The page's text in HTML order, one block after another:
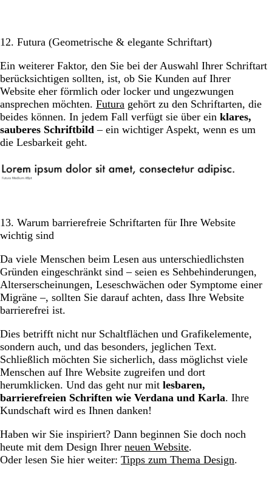
12. Futura (Geometrische & elegante Schriftart)
Ein weiterer Faktor, den Sie bei der Auswahl Ihrer Schriftart
berücksichtigen sollten, ist, ob Sie Kunden auf Ihrer
Website eher förmlich oder locker und ungezwungen
ansprechen möchten. Futura gehört zu den Schriftarten, die
beides können. In jedem Fall verfügt sie über ein klares,
sauberes Schriftbild – ein wichtiger Aspekt, wenn es um
die Lesbarkeit geht.
13. Warum barrierefreie Schriftarten für Ihre Website
wichtig sind
Da viele Menschen beim Lesen aus unterschiedlichsten
Gründen eingeschränkt sind – seien es Sehbehinderungen,
Alterserscheinungen, Leseschwächen oder Symptome einer
Migräne –, sollten Sie darauf achten, dass Ihre Website
barrierefrei ist.
Dies betrifft nicht nur Schaltflächen und Grafikelemente,
sondern auch, und das besonders, jeglichen Text.
Schließlich möchten Sie sicherlich, dass möglichst viele
Menschen auf Ihre Website zugreifen und dort
herumklicken. Und das geht nur mit lesbaren,
barrierefreien Schriften wie Verdana und Karla. Ihre
Kundschaft wird es Ihnen danken!
Haben wir Sie inspiriert? Dann beginnen Sie doch noch
heute mit dem Design Ihrer neuen Website.
Oder lesen Sie hier weiter: Tipps zum Thema Design.